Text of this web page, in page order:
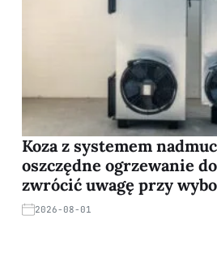
Koza z systemem
oszczędne ogrzewanie
zwrócić uwagę przy
2026-08-01